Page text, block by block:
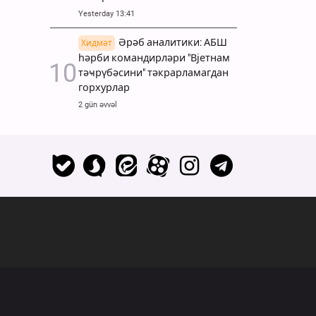
Yesterday 13:41
Хидмәт
Әрәб аналитики: АБШ
һәрби командирләри "Вјетнам
тәҹрүбәсини" тәкрарламагдан
горхурлар
2 gün əvvəl